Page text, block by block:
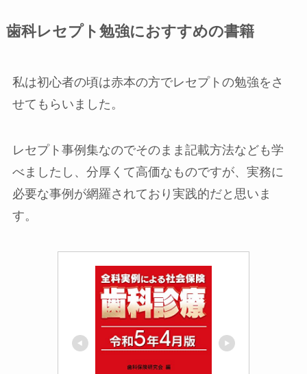
歯科レセプト勉強におすすめの書籍
私は初心者の頃は赤本の方でレセプトの勉強をさ
せてもらいました。
レセプト事例集なのでそのまま記載方法なども学
べましたし、分厚くて高価なものですが、実務に
必要な事例が網羅されており実践的だと思いま
す。